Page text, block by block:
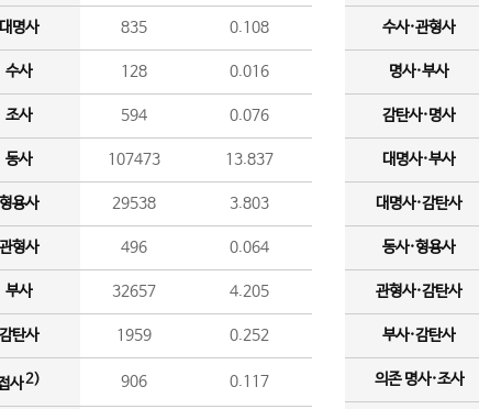
명사 835 0.108
수사 128 0.016
조사 594 0.076
동사 107473 13.837
용사 29538 3.803
형사 496 0.064
부사 32657 4.205
탄사 1959 0.252
사2) 906 0.117
수사·관형사
명사·부사
감탄사·명사
대명사·부사
대명사·감탄사
동사·형용사
관형사·감탄사
부사·감탄사
의존 명사·조사